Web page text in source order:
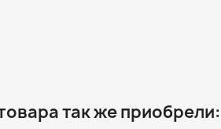
так же приобрели: